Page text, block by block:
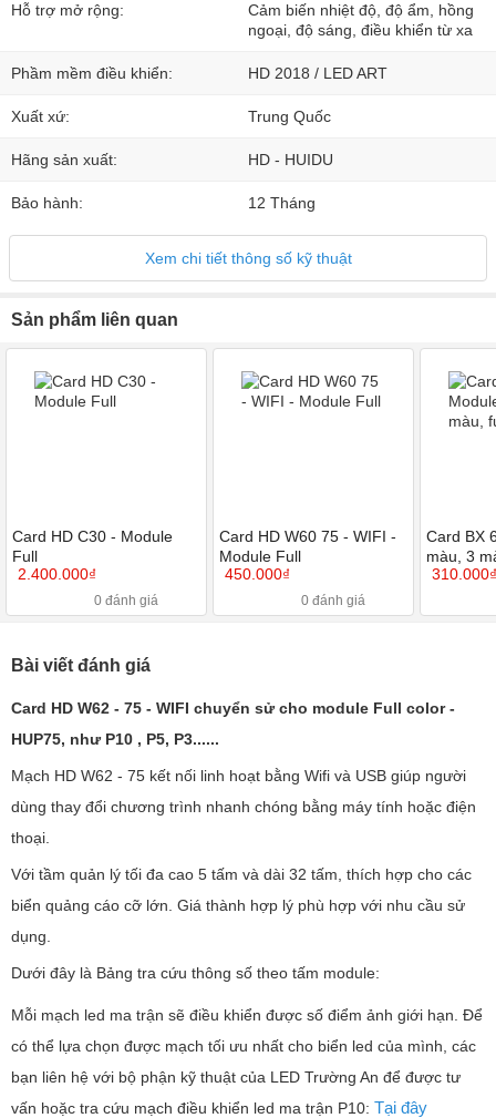
Hỗ trợ mở rộng:
Cảm biến nhiệt độ, độ ẩm, hồng
ngoại, độ sáng, điều khiển từ xa
Phầm mềm điều khiển: HD 2018 / LED ART
Xuất xứ: Trung Quốc
Hãng sản xuất: HD - HUIDU
Bảo hành: 12 Tháng
Xem chi tiết thông số kỹ thuật
Sản phẩm liên quan
Card HD C30 - Module
Full
2.400.000₫
0 đánh giá
Card HD W60 75 - WIFI -
Module Full
450.000₫
0 đánh giá
Card BX
màu, 3
310.000₫
Bài viết đánh giá
Card HD W62 - 75 - WIFI chuyển sử cho module Full color -
HUP75, như P10 , P5, P3......
Mạch HD W62 - 75 kết nối linh hoạt bằng Wifi và USB giúp người
dùng thay đổi chương trình nhanh chóng bằng máy tính hoặc điện
thoại.
Với tầm quản lý tối đa cao 5 tấm và dài 32 tấm, thích hợp cho các
biển quảng cáo cỡ lớn. Giá thành hợp lý phù hợp với nhu cầu sử
dụng.
Dưới đây là Bảng tra cứu thông số theo tấm module:
Mỗi mạch led ma trận sẽ điều khiển được số điểm ảnh giới hạn. Để
có thể lựa chọn được mạch tối ưu nhất cho biển led của mình, các
bạn liên hệ với bộ phận kỹ thuật của LED Trường An để được tư
vấn hoặc tra cứu mạch điều khiển led ma trận P10: Tại đây